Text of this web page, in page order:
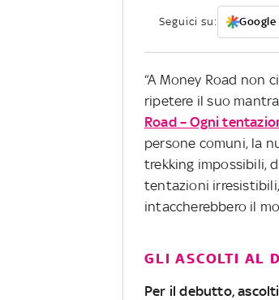
Seguici su: Google
“A Money Road non
ripetere il suo mantra
Road – Ogni
persone comuni, la
trekking impossibili,
tentazioni
intaccherebbero il
GLI ASCOLTI AL
Per il debutto,